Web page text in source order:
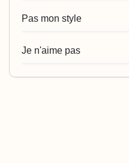
Pas mon style
Je n'aime pas